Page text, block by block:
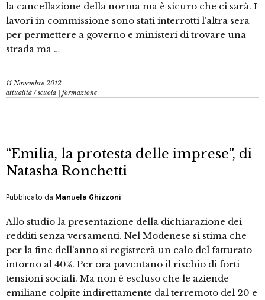
la cancellazione della norma ma è sicuro che ci sarà. I
lavori in commissione sono stati interrotti l’altra sera
per permettere a governo e ministeri di trovare una
strada ma …
11 Novembre 2012
attualità /scuola | formazione
“Emilia, la protesta delle imprese”, di
Natasha Ronchetti
Pubblicato da Manuela Ghizzoni
Allo studio la presentazione della dichiarazione dei
redditi senza versamenti. Nel Modenese si stima che
per la fine dell’anno si registrerà un calo del fatturato
intorno al 40%. Per ora paventano il rischio di forti
tensioni sociali. Ma non è escluso che le aziende
emiliane colpite indirettamente dal terremoto del 20 e